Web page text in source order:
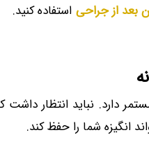
بعد از جراحی استفاده کنید.
دارد. نباید انتظار
انگیزه شما را حفظ کند.